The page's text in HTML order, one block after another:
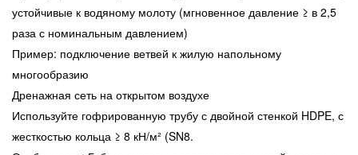
устойчивые к водяному молоту (мгновенное давление ≥ в 2,5
раза с номинальным давлением)
Пример: подключение ветвей к жилую напольному
многообразию
Дренажная сеть на открытом воздухе
Используйте гофрированную трубу с двойной стенкой HDPE, с
жесткостью кольца ≥ 8 кН/м² (SN8.